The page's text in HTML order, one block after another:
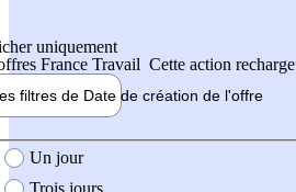
uniquement
France Travail Cette action
filtres de Date de création de l'offre
création de l'offre
Un jour
Trois jours